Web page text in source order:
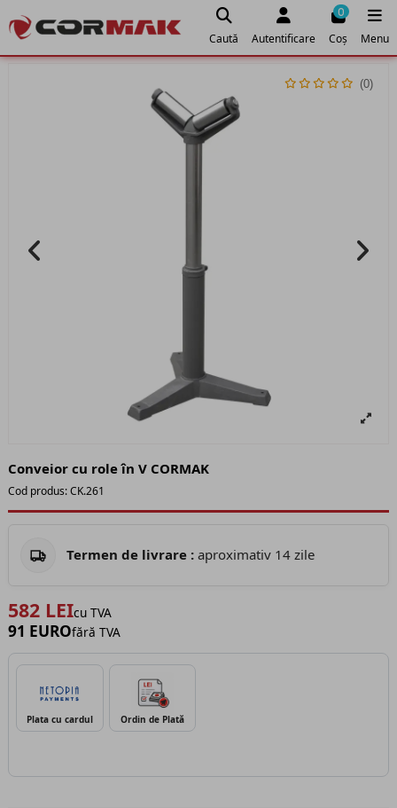
Caută Autentificare
0
Coș Menu
Conveior cu role în V CORMAK
(0)
Cod produs:CK.261
Termen de livrare : aproximativ 14 zile
582 LEIcu TVA
91 EUROfără TVA
Plata cu cardul Ordin de Plată